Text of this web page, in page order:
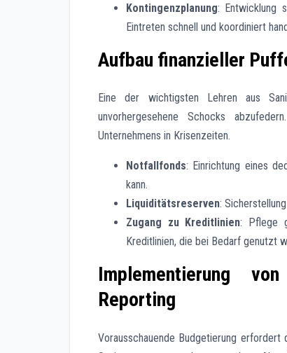
Kontingenzplanung: Entwicklung
Eintreten schnell und koordiniert
Aufbau finanzieller
Eine der wichtigsten Lehren aus
unvorhergesehene Schocks
Unternehmens in Krisenzeiten.
Notfallfonds: Einrichtung eines
kann.
Liquiditätsreserven:
Zugang zu Kreditlinien: Pflege
Kreditlinien, die bei Bedarf genutzt
Implementierung
Reporting
Vorausschauende Budgetierung erfordert